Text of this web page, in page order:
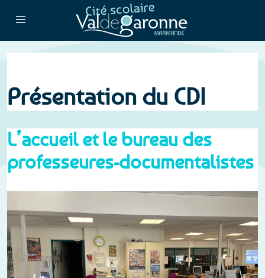
Présentation du CDI
L’accueil et le bureau des
professeures-documentalistes